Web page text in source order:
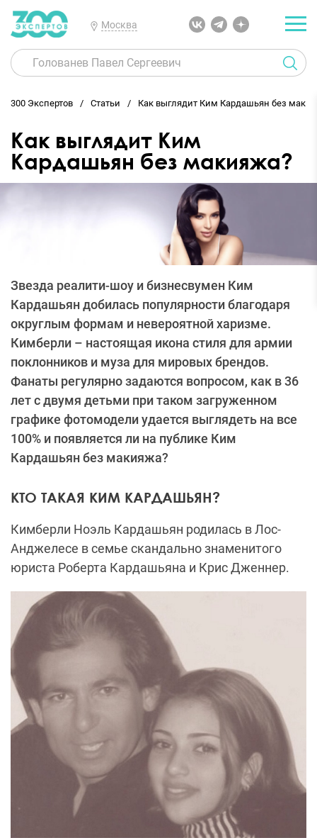
Москва
300 Экспертов Статьи Как выглядит Ким Кардашьян без
Как выглядит Ким
Кардашьян без макияжа?
Звезда реалити-шоу и бизнесвумен Ким
Кардашьян добилась популярности благодаря
округлым формам и невероятной харизме.
Кимберли – настоящая икона стиля для армии
поклонников и муза для мировых брендов.
Фанаты регулярно задаются вопросом, как в 36
лет с двумя детьми при таком загруженном
графике фотомодели удается выглядеть на все
100% и появляется ли на публике Ким
Кардашьян без макияжа?
КТО ТАКАЯ КИМ КАРДАШЬЯН?
Кимберли Ноэль Кардашьян родилась в Лос-
Анджелесе в семье скандально знаменитого
юриста Роберта Кардашьяна и Крис Дженнер.